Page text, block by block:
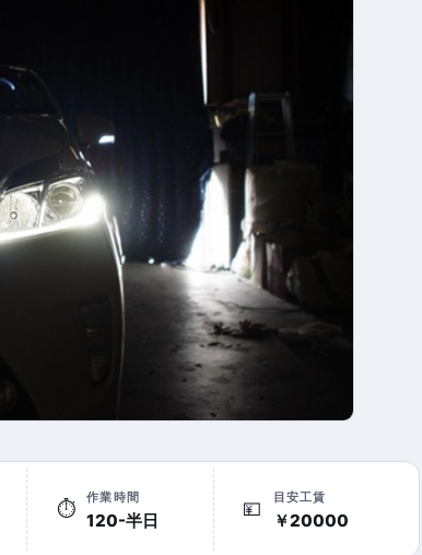
⏱
作業時間
120-半日
💴
目安工賃
￥20000